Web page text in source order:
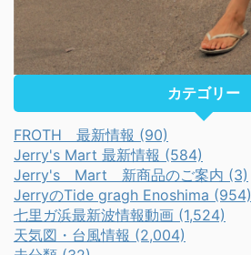
カテゴリー
FROTH 最新情報 (90)
Jerry's Mart 最新情報 (584)
Jerry's Mart 新商品のご案内 (3)
JerryのTide gragh Enoshima (954)
七里ガ浜最新波情報動画 (1,524)
天気図・台風情報 (2,004)